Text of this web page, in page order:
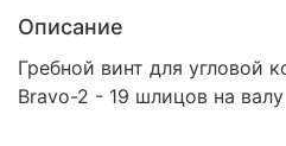
Описание
Гребной винт для угловой
Bravo-2 - 19 шлицов на валу